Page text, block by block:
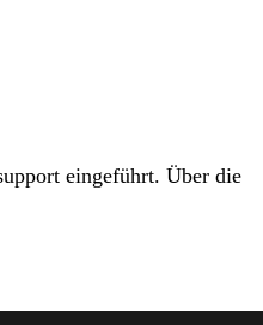
eingeführt. Über die